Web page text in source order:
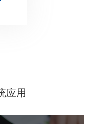
应用